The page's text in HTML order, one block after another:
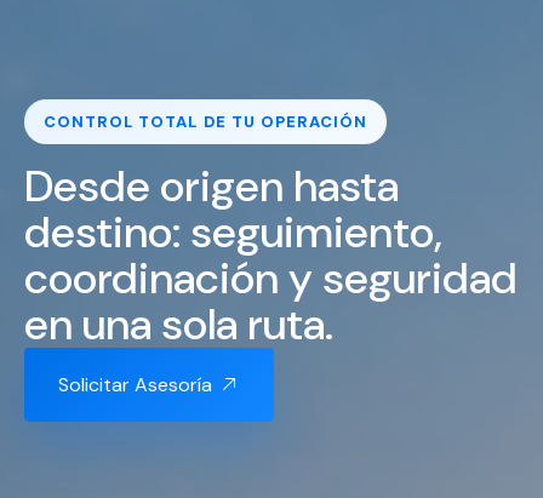
CONTROL TOTAL DE TU OPERACIÓN
Desde origen hasta
destino: seguimiento,
coordinación y seguridad
en una sola ruta.
Solicitar Asesoría